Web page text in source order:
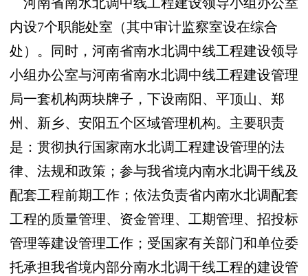
河南省南水北调中线工程建设领导小组办公室
内设7个职能处室（其中审计监察室设在综合
处）。同时，河南省南水北调中线工程建设领导
小组办公室与河南省南水北调中线工程建设管理
局一套机构两块牌子，下设南阳、平顶山、郑
州、新乡、安阳五个区域管理机构。主要职责
是：贯彻执行国家南水北调工程建设管理的法
律、法规和政策；参与我省境内南水北调干线及
配套工程前期工作；依法负责省内南水北调配套
工程的质量管理、资金管理、工期管理、招投标
管理等建设管理工作；受国家有关部门和单位委
托承担我省境内部分南水北调干线工程的建设管